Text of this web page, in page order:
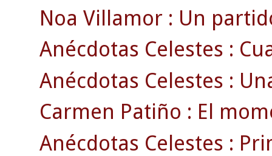
Noa Villamor : Un
Anécdotas Celestes :
Anécdotas Celestes :
Carmen Patiño : El
Anécdotas Celestes :